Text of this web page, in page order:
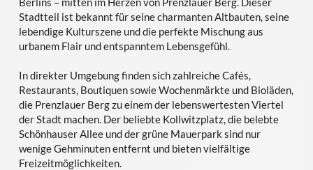
Stadtteil ist bekannt für seine charmanten Altbauten, seine
lebendige Kulturszene und die perfekte Mischung aus
urbanem Flair und entspanntem Lebensgefühl.
In direkter Umgebung finden sich zahlreiche Cafés,
Restaurants, Boutiquen sowie Wochenmärkte und Bioläden,
die Prenzlauer Berg zu einem der lebenswertesten Viertel
der Stadt machen. Der beliebte Kollwitzplatz, die belebte
Schönhauser Allee und der grüne Mauerpark sind nur
wenige Gehminuten entfernt und bieten vielfältige
Freizeitmöglichkeiten.